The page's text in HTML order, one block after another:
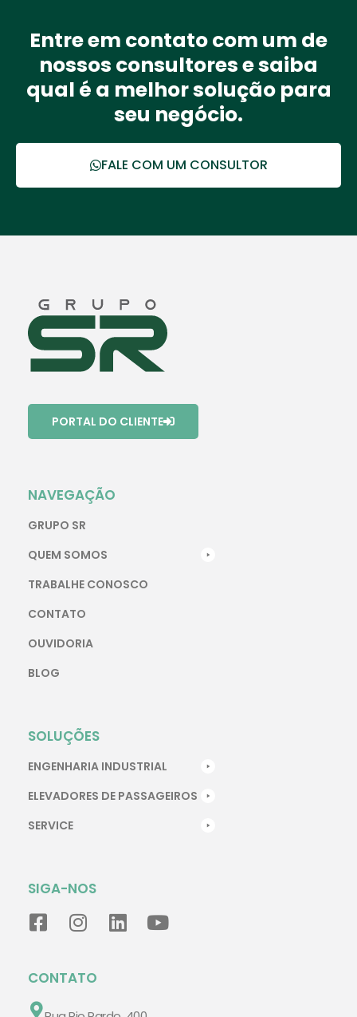
Entre em contato com um de
nossos consultores e saiba
qual é a melhor solução para
seu negócio.
FALE COM UM CONSULTOR
PORTAL DO CLIENTE
NAVEGAÇÃO
GRUPO SR
QUEM SOMOS
TRABALHE CONOSCO
CONTATO
OUVIDORIA
BLOG
SOLUÇÕES
ENGENHARIA INDUSTRIAL
ELEVADORES DE PASSAGEIROS
SERVICE
SIGA-NOS
CONTATO